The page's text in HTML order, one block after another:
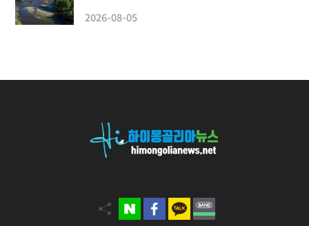
2026-08-05